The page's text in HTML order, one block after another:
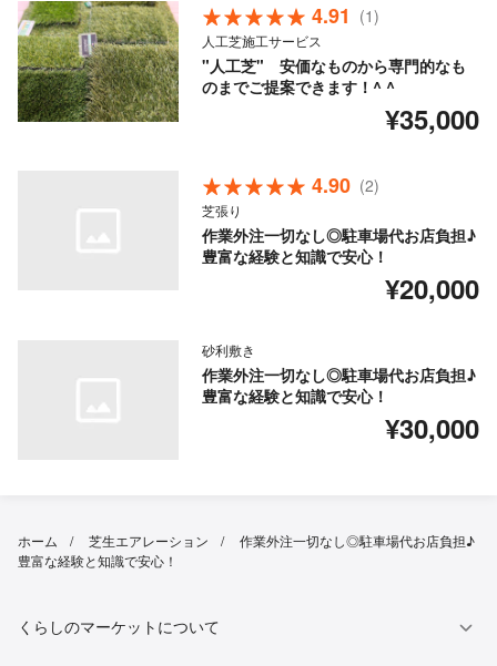
4.91 (1)
人工芝施工サービス
"人工芝" 安価なものから専門的なも
のまでご提案できます！^ ^
¥35,000
4.90 (2)
芝張り
作業外注一切なし◎駐車場代お店負担♪
豊富な経験と知識で安心！
¥20,000
砂利敷き
作業外注一切なし◎駐車場代お店負担♪
豊富な経験と知識で安心！
¥30,000
ホーム 芝生エアレーション
作業外注一切なし◎駐車場代お店負担♪
豊富な経験と知識で安心！
くらしのマーケットについて